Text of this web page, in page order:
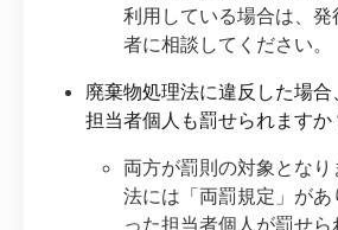
利用している場合は、
者に相談してください。
廃棄物処理法に違反した場合
担当者個人も罰せられますか
両方が罰則の対象とな
法には「両罰規定」が
った担当者個人が罰せ